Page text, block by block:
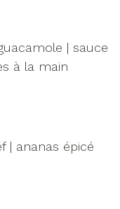
| sauce
à la main
| ananas épicé